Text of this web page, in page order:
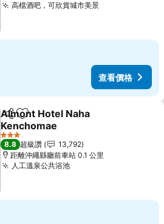
高檔酒吧，可欣賞城市美景
查看價格
分享 加入我的最愛
Almont Hotel Naha
Kenchomae
3 星級
8.8 超級讚
13,792
距離沖繩縣廳前車站 0.1 公里
人工溫泉公共浴池